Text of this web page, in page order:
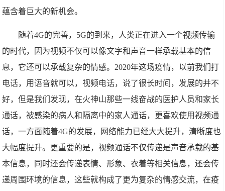
蕴含着巨大的新机会。
随着4G的完善，5G的到来，人类正在进入一个视频传输
的时代，因为视频不仅可以像文字和声音一样承载基本的信
息，它还可以承载复杂的情感。2020年这场疫情，以前我们打
电话，用语音就可以，视频电话，说了很长时间，发展的并不
好，但是我们发现，在火神山那些一线奋战的医护人员和家长
通话，被感染的病人和隔离中的家人通话，更喜欢使用视频通
话，一方面随着4G的发展，网络能力已经大大提升，清晰度也
大幅度提升。更重要的是，视频通话不仅传递是声音承载的基
本信息，同时还会传递表情、形象、衣着等相关信息，还会传
递周围环境的信息，这些就构成了更为复杂的情感交流，在疫